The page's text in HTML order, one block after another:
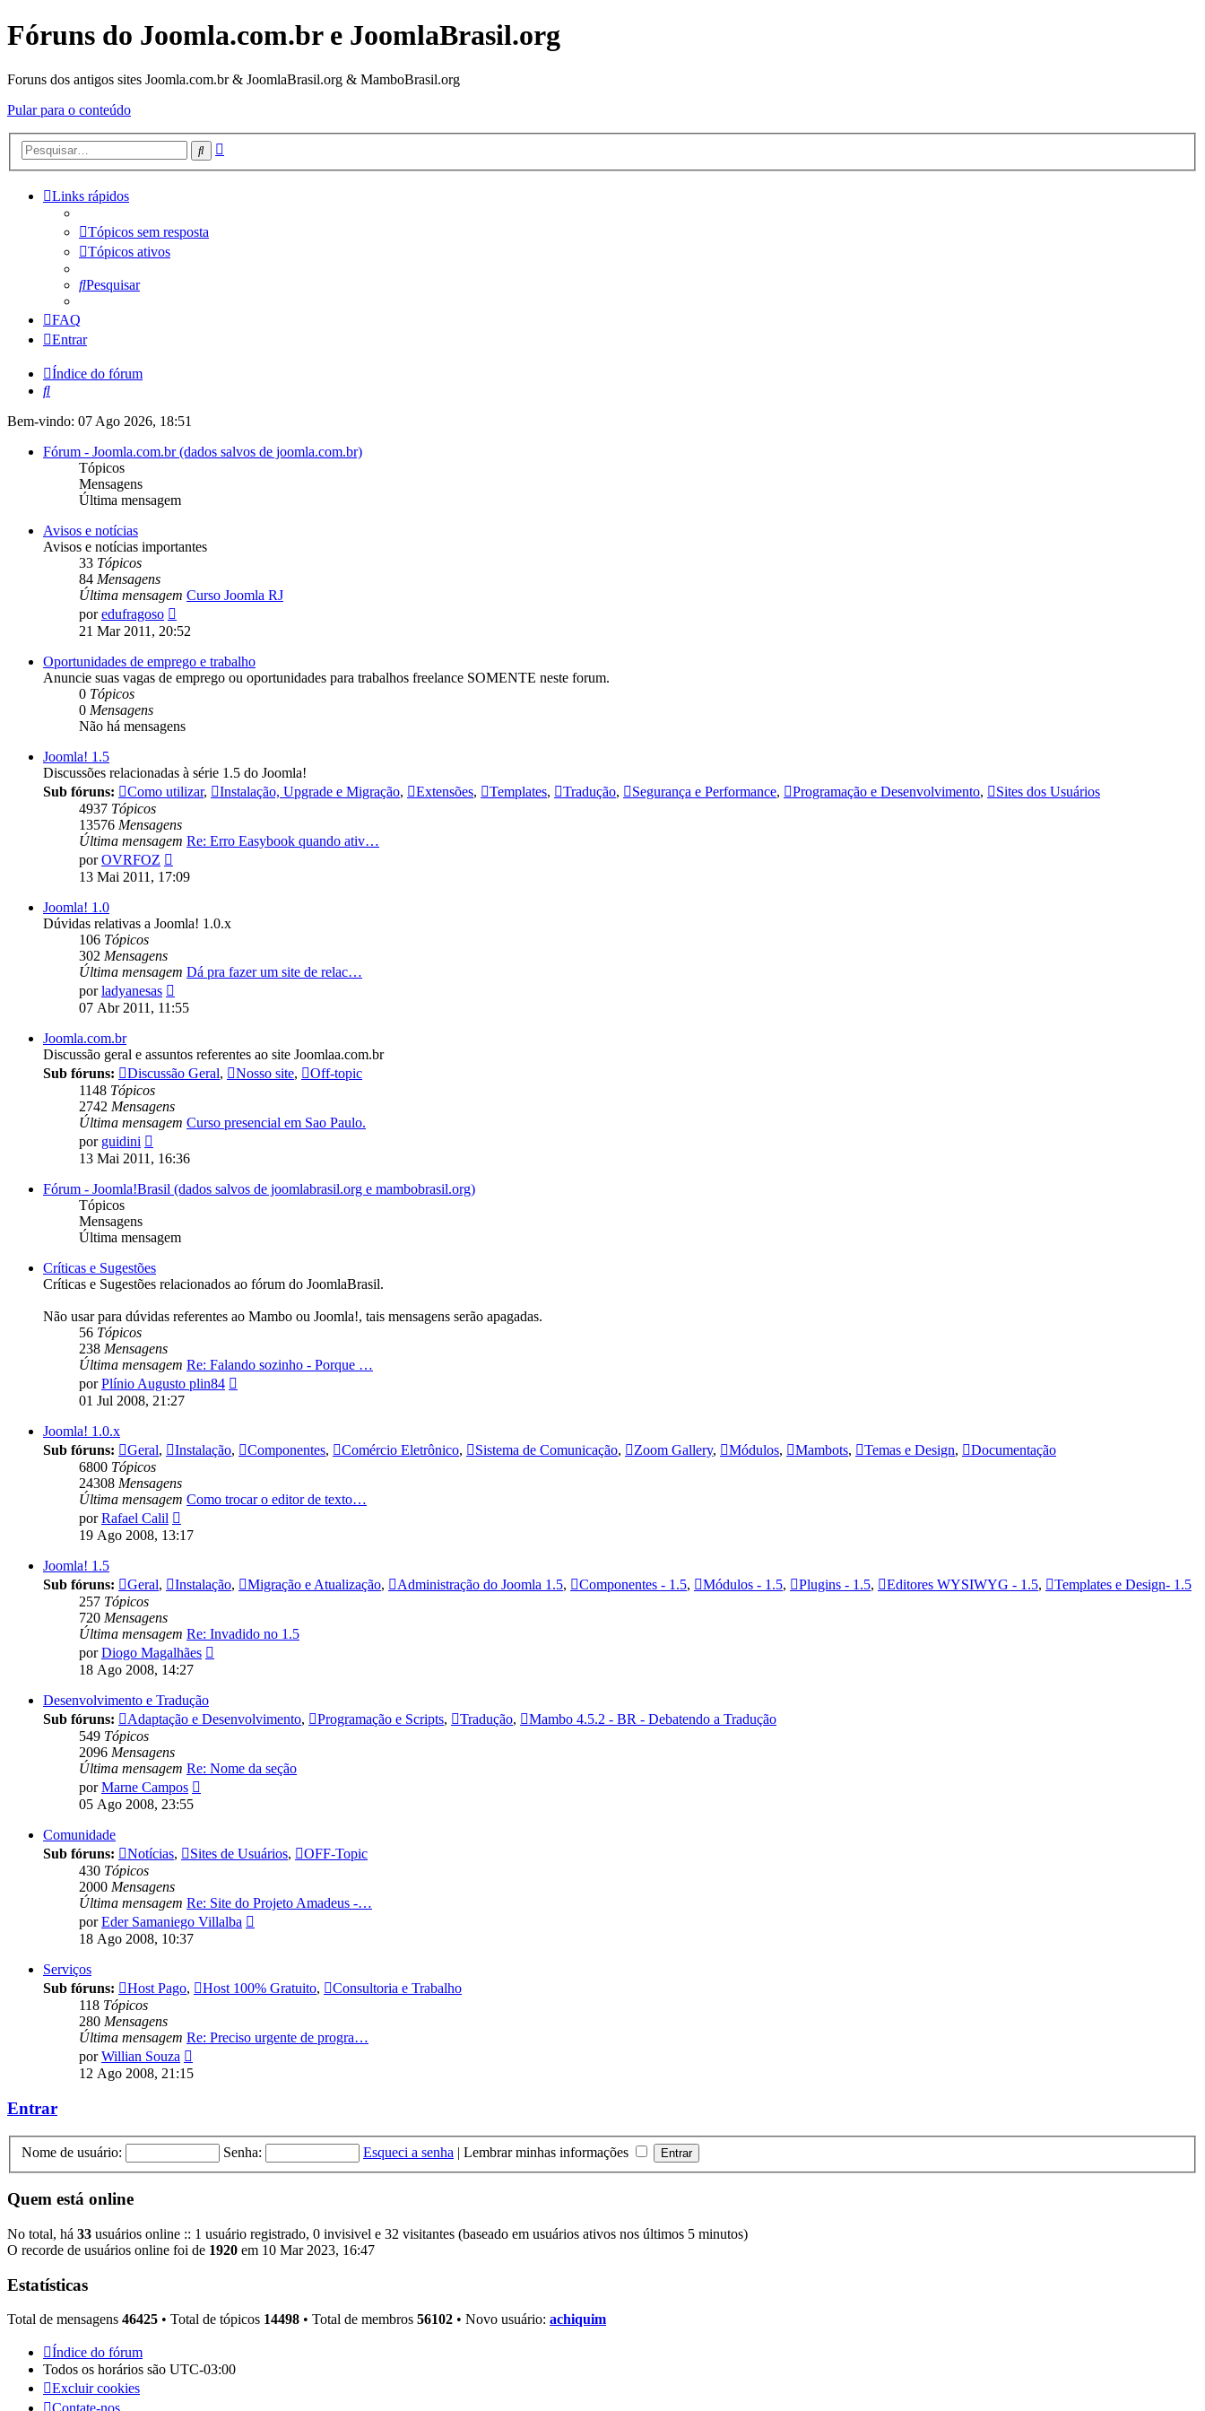
Fóruns do Joomla.com.br e JoomlaBrasil.org
Foruns dos antigos sites Joomla.com.br & JoomlaBrasil.org & MamboBrasil.org
Pular para o conteúdo
Pesquisar
Links rápidos
Tópicos sem resposta
Tópicos ativos
Pesquisar
FAQ
Entrar
Índice do fórum
Pesquisar
Bem-vindo: 07 Ago 2026, 18:51
Fórum - Joomla.com.br (dados salvos de joomla.com.br)
Tópicos
Mensagens
Última mensagem
Avisos e notícias
Avisos e notícias importantes
33 Tópicos
84 Mensagens
Última mensagem Curso Joomla RJ
poredufragoso
última
21 Mar 2011, 20:52
Oportunidades de emprego e trabalho
Anuncie suas vagas de emprego ou oportunidades para trabalhos freelance SOMENTE neste forum.
0 Tópicos
0 Mensagens
Não há mensagens
Joomla! 1.5
Discussões relacionadas à série 1.5 do Joomla!
Sub fóruns:
Como utilizar, Instalação, Upgrade e Migração, Extensões, Templates, Tradução, Segurança e Performance, Programação e Desenvolvimento,
Sites dos Usuários
4937 Tópicos
13576 Mensagens
Última mensagem Re: Erro Easybook quando ativ…
porOVRFOZ
última
13 Mai 2011, 17:09
Joomla! 1.0
Dúvidas relativas a Joomla! 1.0.x
106 Tópicos
302 Mensagens
Última mensagem Dá pra fazer um site de relac…
porladyanesas
última
07 Abr 2011, 11:55
Joomla.com.br
Discussão geral e assuntos referentes ao site Joomlaa.com.br
Sub fóruns:
Discussão Geral, Nosso site,
Off-topic
1148 Tópicos
2742 Mensagens
Última mensagem Curso presencial em Sao Paulo.
por guidini
última
13 Mai 2011, 16:36
Fórum - Joomla!Brasil (dados salvos de joomlabrasil.org e mambobrasil.org)
Tópicos
Mensagens
Última mensagem
Críticas e Sugestões
Críticas e Sugestões relacionados ao fórum do JoomlaBrasil.
Não usar para dúvidas referentes ao Mambo ou Joomla!, tais mensagens serão apagadas.
56 Tópicos
238 Mensagens
Última mensagem Re: Falando sozinho - Porque …
porPlínio Augusto plin84
01 Jul 2008, 21:27
Joomla! 1.0.x
Sub fóruns:
Geral, Instalação, Componentes, Comércio Eletrônico, Sistema de Comunicação, Zoom Gallery, Módulos, Mambots, Temas e Design,
Documentação
6800 Tópicos
24308 Mensagens
Última mensagem Como trocar o editor de texto…
porRafael Calil
última
19 Ago 2008, 13:17
Joomla! 1.5
Sub fóruns:
Geral, Instalação, Migração e Atualização, Administração do Joomla 1.5, Componentes - 1.5, Módulos - 1.5, Plugins - 1.5, Editores WYSIWYG - 1.5,
Templates e Design- 1.5
257 Tópicos
720 Mensagens
Última mensagem Re: Invadido no 1.5
porDiogo Magalhães
18 Ago 2008, 14:27
Desenvolvimento e Tradução
Sub fóruns:
Adaptação e Desenvolvimento, Programação e Scripts, Tradução,
Mambo 4.5.2 - BR - Debatendo a Tradução
549 Tópicos
2096 Mensagens
Última mensagem Re: Nome da seção
porMarne Campos
05 Ago 2008, 23:55
Comunidade
Sub fóruns:
Notícias, Sites de Usuários,
OFF-Topic
430 Tópicos
2000 Mensagens
Última mensagem Re: Site do Projeto Amadeus -…
porEder Samaniego Villalba
18 Ago 2008, 10:37
Serviços
Sub fóruns:
Host Pago, Host 100% Gratuito,
Consultoria e Trabalho
118 Tópicos
280 Mensagens
Última mensagem Re: Preciso urgente de progra…
porWillian Souza
última
12 Ago 2008, 21:15
Entrar
Nome de usuário: Senha: Esqueci a senha | Lembrar minhas informações
Quem está online
No total, há 33 usuários online :: 1 usuário registrado, 0 invisivel e 32 visitantes (baseado em usuários ativos nos últimos 5 minutos)
O recorde de usuários online foi de 1920 em 10 Mar 2023, 16:47
Estatísticas
Total de mensagens 46425 • Total de tópicos 14498 • Total de membros 56102 • Novo usuário: achiquim
Índice do fórum
Todos os horários são UTC-03:00
Excluir cookies